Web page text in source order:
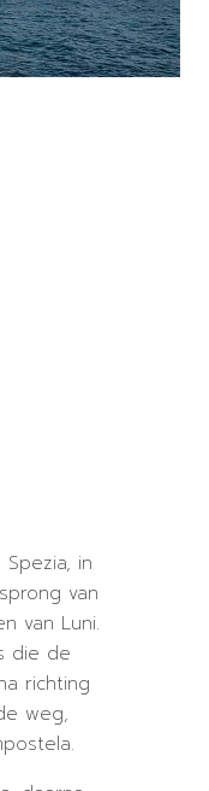
in
van
van Luni.
die de
richting
weg,